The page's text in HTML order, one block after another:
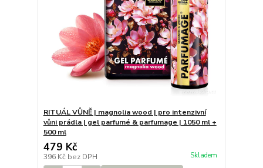
RITUÁL VŮNĚ | magnolia wood | pro intenzivní
vůni prádla | gel parfumé & parfumage | 1050 ml +
500 ml
479 Kč
396 Kč bez DPH Skladem